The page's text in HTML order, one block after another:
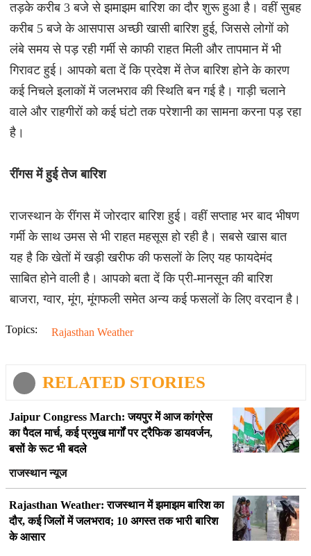
तड़के करीब 3 बजे से झमाझम बारिश का दौर शुरू हुआ है। वहीं सुबह
करीब 5 बजे के आसपास अच्छी खासी बारिश हुई, जिससे लोगों को
लंबे समय से पड़ रही गर्मी से काफी राहत मिली और तापमान में भी
गिरावट हुई। आपको बता दें कि प्रदेश में तेज बारिश होने के कारण
कई निचले इलाकों में जलभराव की स्थिति बन गई है। गाड़ी चलाने
वाले और राहगीरों को कई घंटो तक परेशानी का सामना करना पड़ रहा
है।
रींगस में हुई तेज बारिश
राजस्थान के रींगस में जोरदार बारिश हुई। वहीं सप्ताह भर बाद भीषण
गर्मी के साथ उमस से भी राहत महसूस हो रही है। सबसे खास बात
यह है कि खेतों में खड़ी खरीफ की फसलों के लिए यह फायदेमंद
साबित होने वाली है। आपको बता दें कि प्री-मानसून की बारिश
बाजरा, ग्वार, मूंग, मूंगफली समेत अन्य कई फसलों के लिए वरदान है।
Topics: Rajasthan Weather
RELATED STORIES
Jaipur Congress March: जयपुर में आज कांग्रेस
का पैदल मार्च, कई प्रमुख मार्गों पर ट्रैफिक डायवर्जन,
बसों के रूट भी बदले
राजस्थान न्यूज
Rajasthan Weather: राजस्थान में झमाझम बारिश का
दौर, कई जिलों में जलभराव; 10 अगस्त तक भारी बारिश
के आसार